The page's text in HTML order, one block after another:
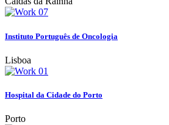
Instituto Português de Oncologia
Lisboa
Hospital da Cidade do Porto
Porto